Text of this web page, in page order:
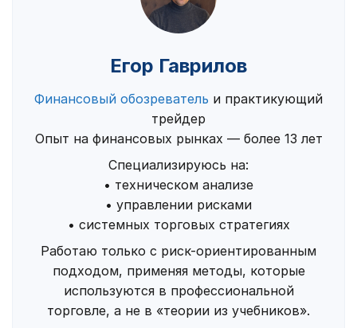
Егор Гаврилов
Финансовый обозреватель и практикующий
трейдер
Опыт на финансовых рынках — более 13 лет
Специализируюсь на:
• техническом анализе
• управлении рисками
• системных торговых стратегиях
Работаю только с риск-ориентированным
подходом, применяя методы, которые
используются в профессиональной
торговле, а не в «теории из учебников».